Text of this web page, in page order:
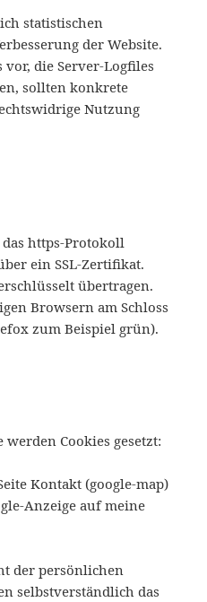
statistischen
der Website.
die Server-Logfiles
sollten konkrete
Nutzung
https-Protokoll
ein SSL-Zertifikat.
übertragen.
Browsern am Schloss
zum Beispiel grün).
Cookies gesetzt:
Kontakt (google-map)
Anzeige auf meine
der persönlichen
selbstverständlich das